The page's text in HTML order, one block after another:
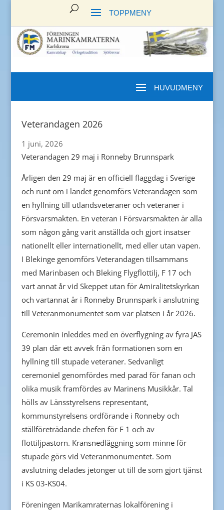
Veterandagen 2026
1 juni, 2026
Veterandagen 29 maj i Ronneby Brunnspark
Årligen den 29 maj är en officiell flaggdag i Sverige
och runt om i landet genomförs Veterandagen som
en hyllning till utlandsveteraner och veteraner i
Försvarsmakten. En veteran i Försvarsmakten är alla
som någon gång varit anställda och gjort insatser
nationellt eller internationellt, med eller utan vapen.
I Blekinge genomförs Veterandagen tillsammans
med Marinbasen och Bleking Flygflottilj, F 17 och
vart annat år vid Skeppet utan för Amiralitetskyrkan
och vartannat år i Ronneby Brunnspark i anslutning
till Veteranmonumentet som var platsen i år 2026.
Ceremonin inleddes med en överflygning av fyra JAS
39 plan där ett avvek från formationen som en
hyllning till stupade veteraner. Sedvanligt
ceremoniel genomfördes med parad för fanan och
olika musik framfördes av Marinens Musikkår. Tal
hölls av Länsstyrelsens representant,
kommunstyrelsens ordförande i Ronneby och
ställföreträdande chefen för F 1 och av
flottiljpastorn. Kransnedläggning som minne för
stupade görs vid Veteranmonumentet. Som
avslutning delades jetonger ut till de som gjort tjänst
i KS 03-KS04.
Föreningen Marikamraternas lokalförening i